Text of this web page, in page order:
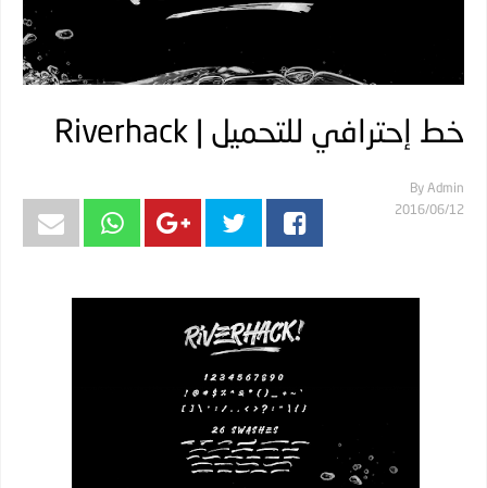
خط إحترافي للتحميل | Riverhack
By Admin
12‏/06‏/2016